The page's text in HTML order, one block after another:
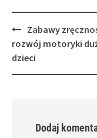
Post
navigation
Zabawy
rozwój motoryki
dzieci
Dodaj